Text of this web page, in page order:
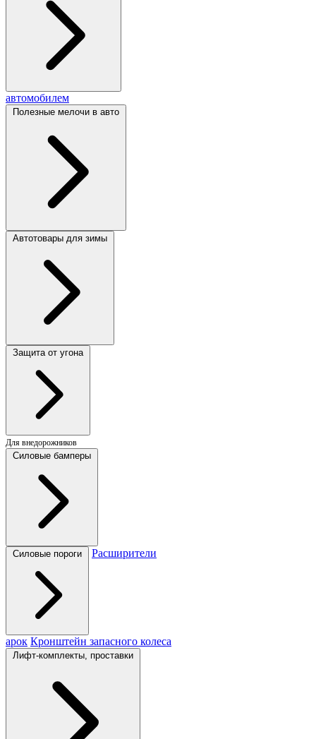
автомобилем
Полезные мелочи в авто
Автотовары для зимы
Защита от угона
Для внедорожников
Силовые бамперы
Силовые пороги Расширители
арок Кронштейн запасного колеса
Лифт-комплекты, проставки